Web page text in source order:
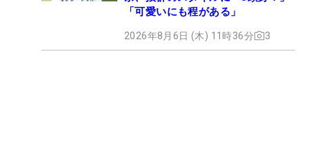
「可愛いにも程がある」
2026年8月6日 (木) 11時36分 3